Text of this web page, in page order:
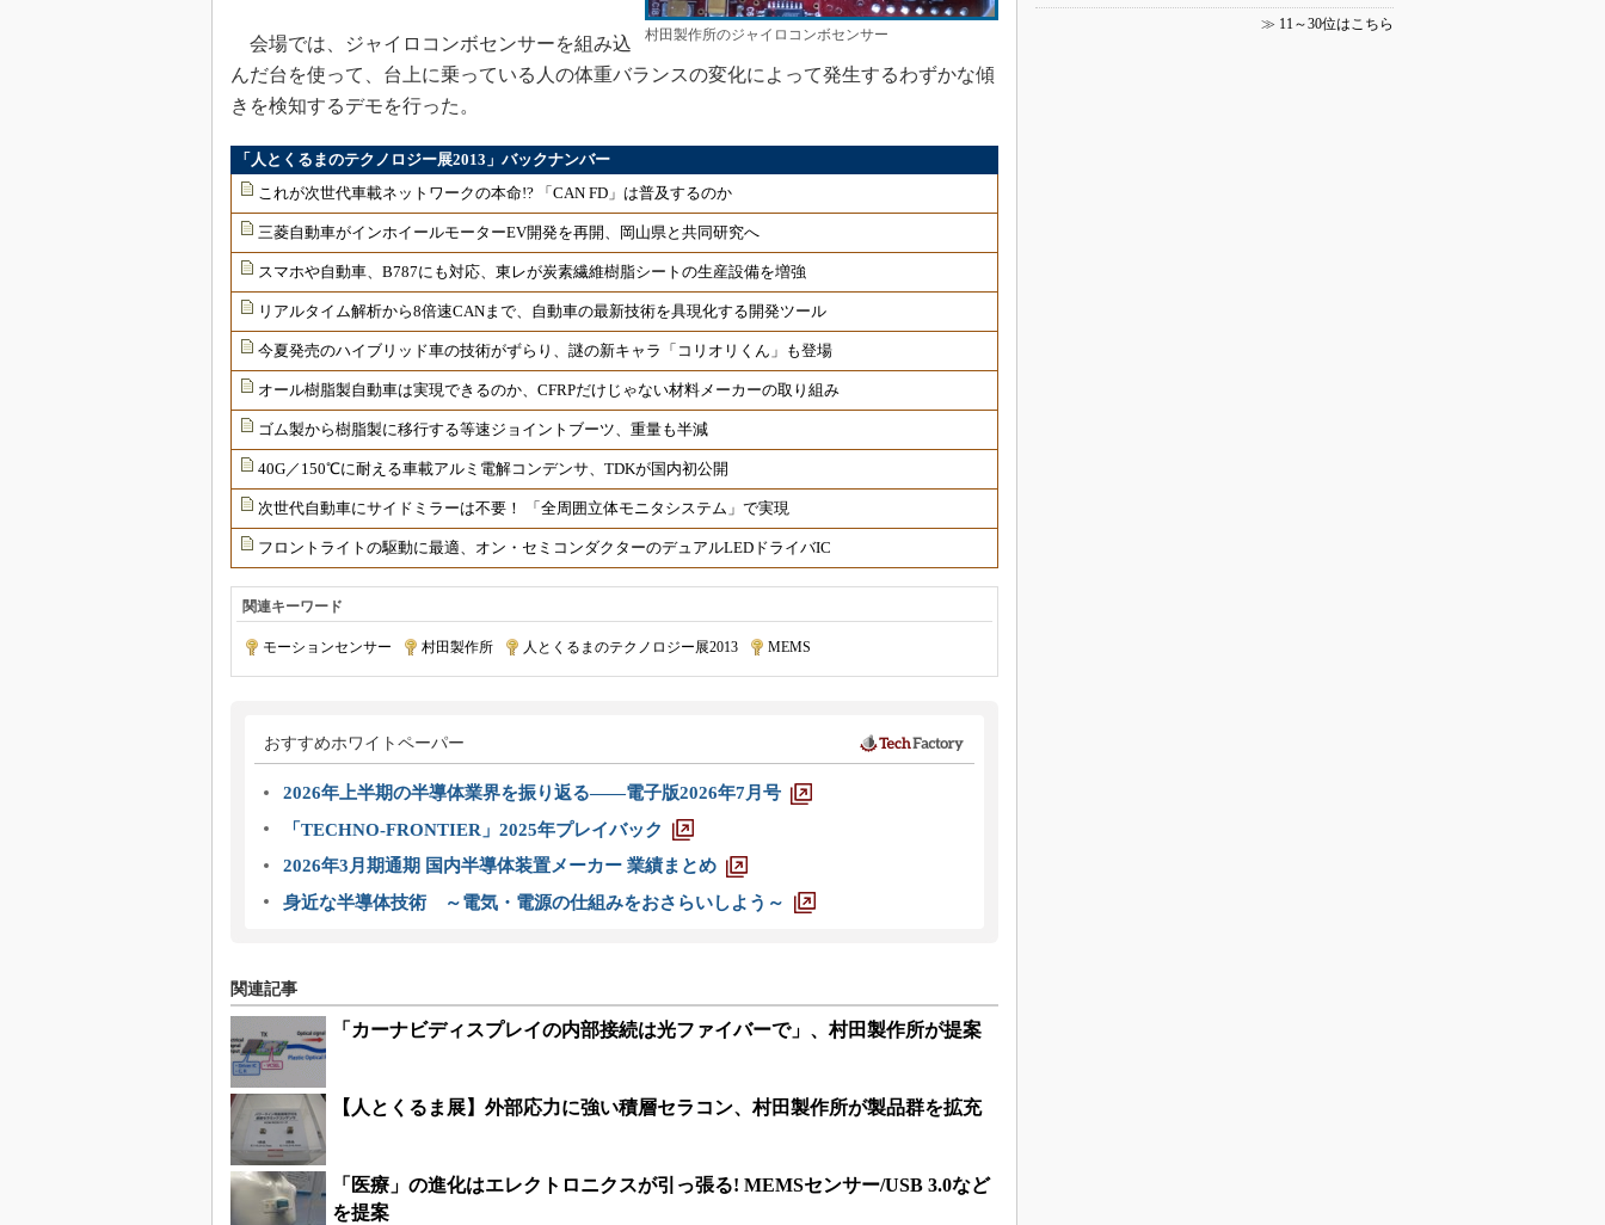
村田製作所のジャイロコンボセンサー
会場では、ジャイロコンボセンサーを組み込
んだ台を使って、台上に乗っている人の体重バランスの変化によって発生するわずかな傾
きを検知するデモを行った。
「人とくるまのテクノロジー展2013」バックナンバー
これが次世代車載ネットワークの本命!? 「CAN FD」は普及するのか
三菱自動車がインホイールモーターEV開発を再開、岡山県と共同研究へ
スマホや自動車、B787にも対応、東レが炭素繊維樹脂シートの生産設備を増強
リアルタイム解析から8倍速CANまで、自動車の最新技術を具現化する開発ツール
今夏発売のハイブリッド車の技術がずらり、謎の新キャラ「コリオリくん」も登場
オール樹脂製自動車は実現できるのか、CFRPだけじゃない材料メーカーの取り組み
ゴム製から樹脂製に移行する等速ジョイントブーツ、重量も半減
40G／150℃に耐える車載アルミ電解コンデンサ、TDKが国内初公開
次世代自動車にサイドミラーは不要！ 「全周囲立体モニタシステム」で実現
フロントライトの駆動に最適、オン・セミコンダクターのデュアルLEDドライバIC
関連キーワード
モーションセンサー 村田製作所 人とくるまのテクノロジー展2013 MEMS
おすすめホワイトペーパー
2026年上半期の半導体業界を振り返る――電子版2026年7月号
「TECHNO-FRONTIER」2025年プレイバック
2026年3月期通期 国内半導体装置メーカー 業績まとめ
身近な半導体技術 ～電気・電源の仕組みをおさらいしよう～
関連記事
「カーナビディスプレイの内部接続は光ファイバーで」、村田製作所が提案
【人とくるま展】外部応力に強い積層セラコン、村田製作所が製品群を拡充
「医療」の進化はエレクトロニクスが引っ張る! MEMSセンサー/USB 3.0など
を提案
≫ 11～30位はこちら